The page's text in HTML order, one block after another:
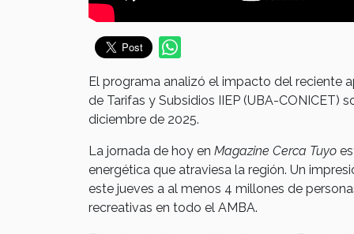
El programa analizó el impacto del reciente
de Tarifas y Subsidios IIEP (UBA-CONICET)
diciembre de 2025.
La jornada de hoy en Magazine Cerca Tuyo
energética que atraviesa la región. Un
este jueves a al menos 4 millones de
recreativas en todo el AMBA.